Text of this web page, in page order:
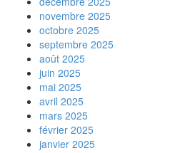
novembre 2025
octobre 2025
septembre 2025
août 2025
juin 2025
mai 2025
avril 2025
mars 2025
février 2025
janvier 2025